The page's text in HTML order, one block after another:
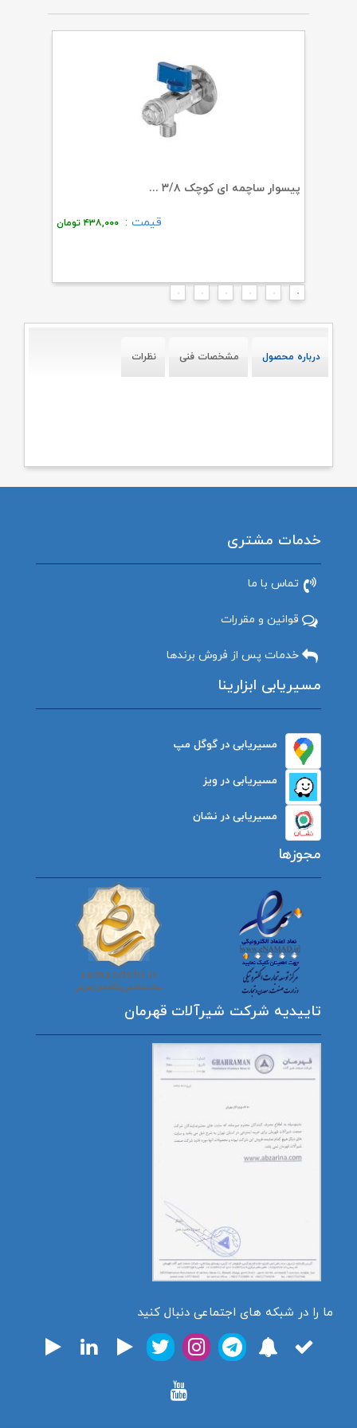
پیسوار ساچمه ای کوچک ۳/۸ ...
قیمت : ۴۳۸,۰۰۰ تومان
درباره محصول مشخصات فنی نظرات
خدمات مشتری
تماس با ما
قوانین و مقررات
خدمات پس از فروش برندها
مسیریابی ابزارینا
مسیریابی در گوگل مپ
مسیریابی در ویز
مسیریابی در نشان
مجوزها
تاییدیه شرکت شیرآلات قهرمان
ما را در شبکه های اجتماعی دنبال کنید